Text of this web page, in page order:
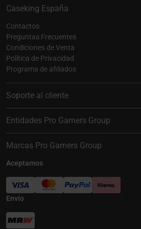
Caseking España
Contactos
Preguntas Frecuentes
Condiciones de Venta
Política de Privacidad
Programa de afiliados
Soporte al cliente
Entidades Pro Gamers Group
Marcas Pro Gamers Group
Aceptamos
Envío